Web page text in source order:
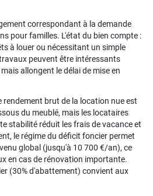
correspondant à la demande
pour familles. L'état du bien compte :
à louer ou nécessitant un simple
peuvent être intéressants
allongent le délai de mise en
rendement brut de la location nue est
du meublé, mais les locataires
stabilité réduit les frais de vacance et
le régime du déficit foncier permet
global (jusqu'à 10 700 €/an), ce
en cas de rénovation importante.
(30% d'abattement) convient aux